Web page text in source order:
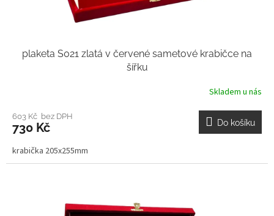
plaketa S021 zlatá v červené sametové krabičce na
šířku
Skladem u nás
603 Kč bez DPH
730 Kč Do košíku
krabička 205x255mm